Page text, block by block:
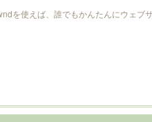
を使えば、誰でもかんたんにウェブ